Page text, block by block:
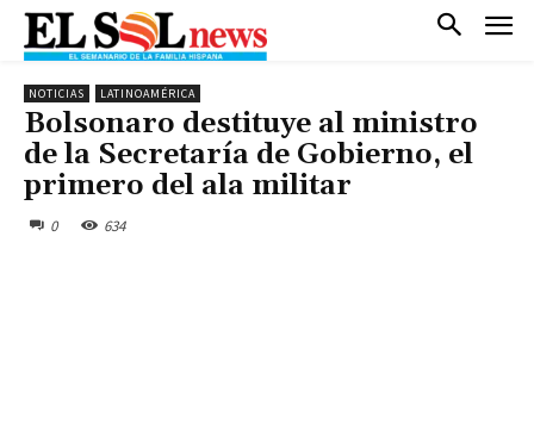
NOTICIAS LATINOAMÉRICA
Bolsonaro destituye al ministro
de la Secretaría de Gobierno, el
primero del ala militar
0 634